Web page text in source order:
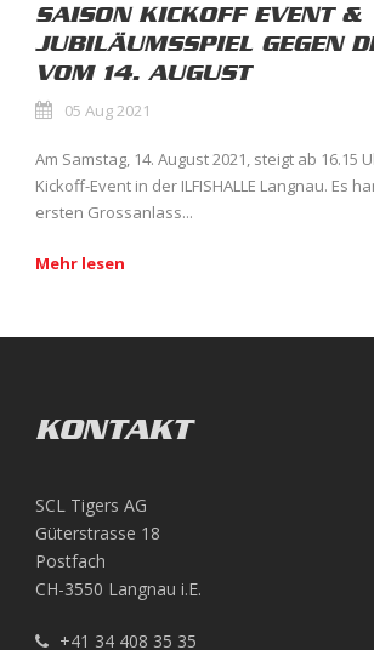
SAISON KICKOFF EVENT &
JUBILÄUMSSPIEL GEGEN
VOM 14. AUGUST
05 Aug 2021
Am Samstag, 14. August 2021, steigt ab 16.15
Kickoff-Event in der ILFISHALLE Langnau. Es
ersten Grossanlass...
Mehr lesen
KONTAKT
SCL Tigers AG
Güterstrasse 18
Postfach
CH-3550 Langnau i.E.
+41 34 408 35 35